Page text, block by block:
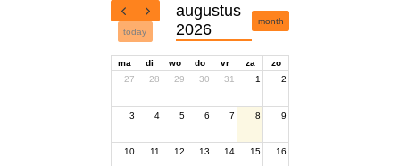
today
augustus
2026
month
ma di wo do vr za
zo
27
28 29 30 31 1 2
3 4 5 6 7 8 9
10 11 12 13 14 15 16